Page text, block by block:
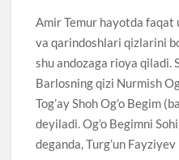
Amir Temur hayotda faqat
va qarindoshlari qizlarini
shu andozaga rioya qiladi.
Barlosning qizi Nurmish
Tog’ay Shoh Og’o Begim
deyiladi. Og’o Begimni
deganda, Turg’un